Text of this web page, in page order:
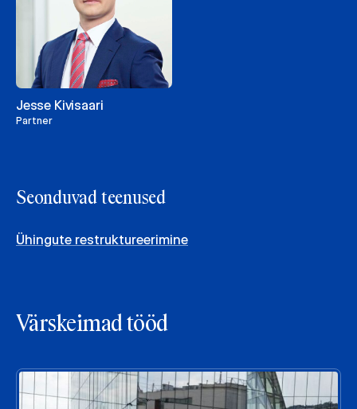
Jesse Kivisaari
Partner
Seonduvad teenused
Ühingute restruktureerimine
Värskeimad tööd